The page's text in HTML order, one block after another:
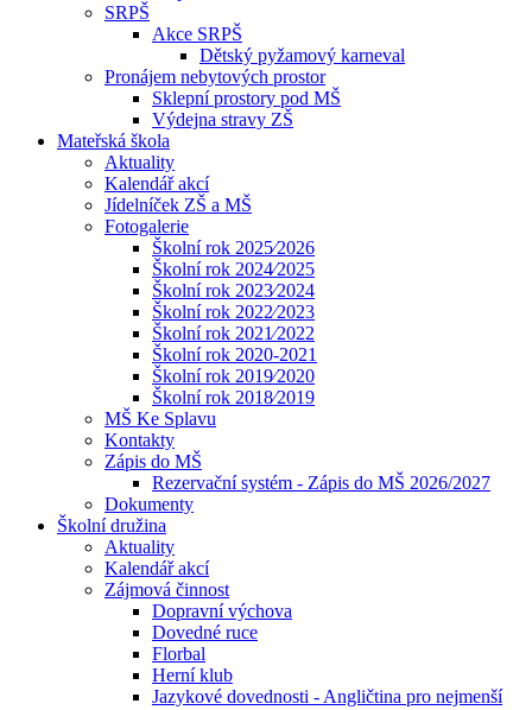
SRPŠ
Akce SRPŠ
Dětský pyžamový karneval
Pronájem nebytových prostor
Sklepní prostory pod MŠ
Výdejna stravy ZŠ
Mateřská škola
Aktuality
Kalendář akcí
Jídelníček ZŠ a MŠ
Fotogalerie
Školní rok 2025⁄2026
Školní rok 2024⁄2025
Školní rok 2023⁄2024
Školní rok 2022⁄2023
Školní rok 2021⁄2022
Školní rok 2020-2021
Školní rok 2019⁄2020
Školní rok 2018⁄2019
MŠ Ke Splavu
Kontakty
Zápis do MŠ
Rezervační systém - Zápis do MŠ 2026/2027
Dokumenty
Školní družina
Aktuality
Kalendář akcí
Zájmová činnost
Dopravní výchova
Dovedné ruce
Florbal
Herní klub
Jazykové dovednosti - Angličtina pro nejmenší